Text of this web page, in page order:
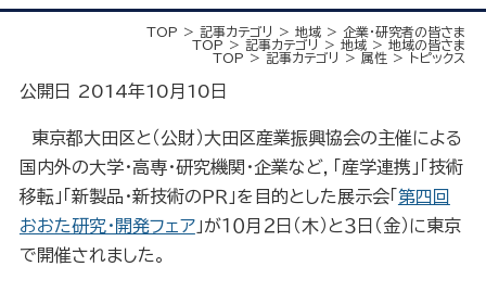
TOP 記事カテゴリ 地域
企業・研究者の皆さま
TOP
記事カテゴリ 地域
地域の皆さま
TOP
記事カテゴリ 属性 トピックス
公開日 2014年10月10日
東京都大田区と（公財）大田区産業振興協会の主催による
国内外の大学・高専・研究機関・企業など，「産学連携」「技術
移転」「新製品・新技術のＰＲ」を目的とした展示会「 第四回
おおた研究・開発フェア」が１０月２日（木）と３日（金）に東京
で開催されました。